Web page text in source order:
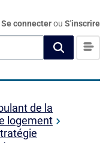
Se connecterou S'inscrire
de la
logement